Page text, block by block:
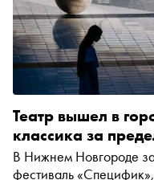
Театр вышел в
классика за
В Нижнем Новгороде
фестиваль